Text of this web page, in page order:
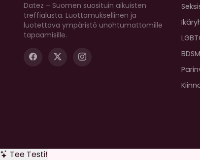
Datez – Suomen suosituin aikuisten
treffialusta. Luottamuksellinen ja
luotettava ympäristö unohtumattomille
tapaamisille.
Tee Testi!